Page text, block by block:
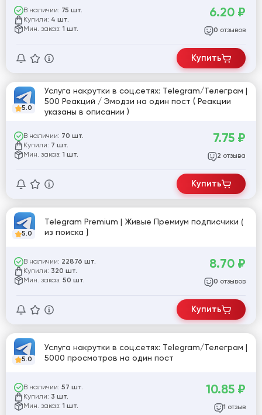
В наличии: 75 шт.
Купили: 4 шт.
Мин. заказ: 1 шт.
6.20 ₽
0 отзывов
Купить
5.0
Услуга накрутки в соц.сетях: Telegram/Телеграм |
500 Реакций / Эмодзи на один пост ( Реакции
указаны в описании )
В наличии: 70 шт.
Купили: 7 шт.
Мин. заказ: 1 шт.
7.75 ₽
2 отзыва
Купить
5.0
Telegram Premium | Живые Премиум подписчики ⟮
из поиска ⟯
В наличии: 22876 шт.
Купили: 320 шт.
Мин. заказ: 50 шт.
8.70 ₽
0 отзывов
Купить
5.0
Услуга накрутки в соц.сетях: Telegram/Телеграм |
5000 просмотров на один пост
В наличии: 57 шт.
Купили: 3 шт.
Мин. заказ: 1 шт.
10.85 ₽
1 отзыв